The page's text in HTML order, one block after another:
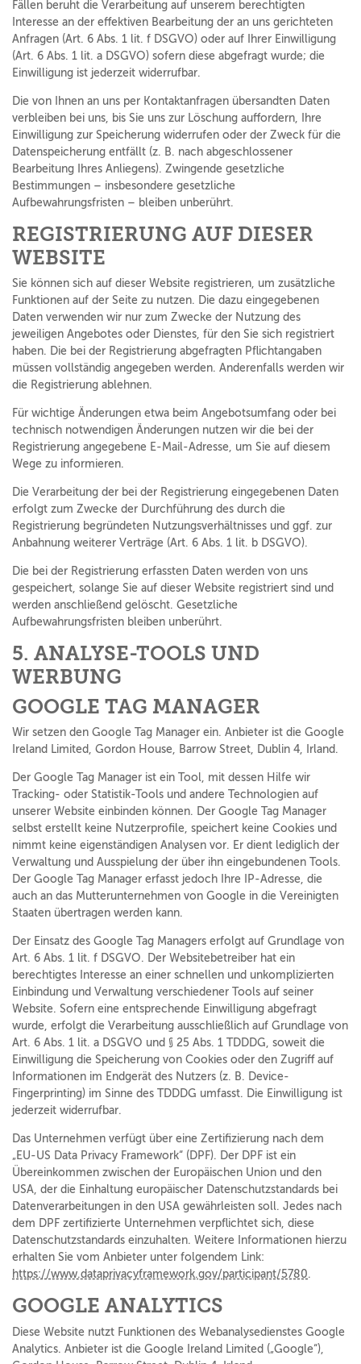
Fällen beruht die Verarbeitung auf unserem berechtigten
Interesse an der effektiven Bearbeitung der an uns gerichteten
Anfragen (Art. 6 Abs. 1 lit. f DSGVO) oder auf Ihrer Einwilligung
(Art. 6 Abs. 1 lit. a DSGVO) sofern diese abgefragt wurde; die
Einwilligung ist jederzeit widerrufbar.
Die von Ihnen an uns per Kontaktanfragen übersandten Daten
verbleiben bei uns, bis Sie uns zur Löschung auffordern, Ihre
Einwilligung zur Speicherung widerrufen oder der Zweck für die
Datenspeicherung entfällt (z. B. nach abgeschlossener
Bearbeitung Ihres Anliegens). Zwingende gesetzliche
Bestimmungen – insbesondere gesetzliche
Aufbewahrungsfristen – bleiben unberührt.
REGISTRIERUNG AUF DIESER
WEBSITE
Sie können sich auf dieser Website registrieren, um zusätzliche
Funktionen auf der Seite zu nutzen. Die dazu eingegebenen
Daten verwenden wir nur zum Zwecke der Nutzung des
jeweiligen Angebotes oder Dienstes, für den Sie sich registriert
haben. Die bei der Registrierung abgefragten Pflichtangaben
müssen vollständig angegeben werden. Anderenfalls werden wir
die Registrierung ablehnen.
Für wichtige Änderungen etwa beim Angebotsumfang oder bei
technisch notwendigen Änderungen nutzen wir die bei der
Registrierung angegebene E-Mail-Adresse, um Sie auf diesem
Wege zu informieren.
Die Verarbeitung der bei der Registrierung eingegebenen Daten
erfolgt zum Zwecke der Durchführung des durch die
Registrierung begründeten Nutzungsverhältnisses und ggf. zur
Anbahnung weiterer Verträge (Art. 6 Abs. 1 lit. b DSGVO).
Die bei der Registrierung erfassten Daten werden von uns
gespeichert, solange Sie auf dieser Website registriert sind und
werden anschließend gelöscht. Gesetzliche
Aufbewahrungsfristen bleiben unberührt.
5. ANALYSE-TOOLS UND
WERBUNG
GOOGLE TAG MANAGER
Wir setzen den Google Tag Manager ein. Anbieter ist die Google
Ireland Limited, Gordon House, Barrow Street, Dublin 4, Irland.
Der Google Tag Manager ist ein Tool, mit dessen Hilfe wir
Tracking- oder Statistik-Tools und andere Technologien auf
unserer Website einbinden können. Der Google Tag Manager
selbst erstellt keine Nutzerprofile, speichert keine Cookies und
nimmt keine eigenständigen Analysen vor. Er dient lediglich der
Verwaltung und Ausspielung der über ihn eingebundenen Tools.
Der Google Tag Manager erfasst jedoch Ihre IP-Adresse, die
auch an das Mutterunternehmen von Google in die Vereinigten
Staaten übertragen werden kann.
Der Einsatz des Google Tag Managers erfolgt auf Grundlage von
Art. 6 Abs. 1 lit. f DSGVO. Der Websitebetreiber hat ein
berechtigtes Interesse an einer schnellen und unkomplizierten
Einbindung und Verwaltung verschiedener Tools auf seiner
Website. Sofern eine entsprechende Einwilligung abgefragt
wurde, erfolgt die Verarbeitung ausschließlich auf Grundlage von
Art. 6 Abs. 1 lit. a DSGVO und § 25 Abs. 1 TDDDG, soweit die
Einwilligung die Speicherung von Cookies oder den Zugriff auf
Informationen im Endgerät des Nutzers (z. B. Device-
Fingerprinting) im Sinne des TDDDG umfasst. Die Einwilligung ist
jederzeit widerrufbar.
Das Unternehmen verfügt über eine Zertifizierung nach dem
„EU-US Data Privacy Framework“ (DPF). Der DPF ist ein
Übereinkommen zwischen der Europäischen Union und den
USA, der die Einhaltung europäischer Datenschutzstandards bei
Datenverarbeitungen in den USA gewährleisten soll. Jedes nach
dem DPF zertifizierte Unternehmen verpflichtet sich, diese
Datenschutzstandards einzuhalten. Weitere Informationen hierzu
erhalten Sie vom Anbieter unter folgendem Link:
https://www.dataprivacyframework.gov/participant/5780.
GOOGLE ANALYTICS
Diese Website nutzt Funktionen des Webanalysedienstes Google
Analytics. Anbieter ist die Google Ireland Limited („Google“),